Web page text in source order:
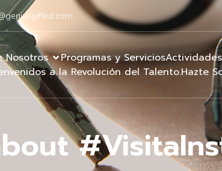
Nosotros Programas y Servicios
a la Revolución del Talento.Hazte